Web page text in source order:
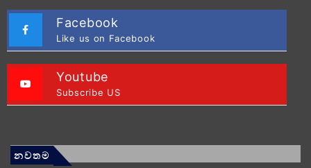
Facebook
Like us on Facebook
Youtube
Subscribe US
නවතම